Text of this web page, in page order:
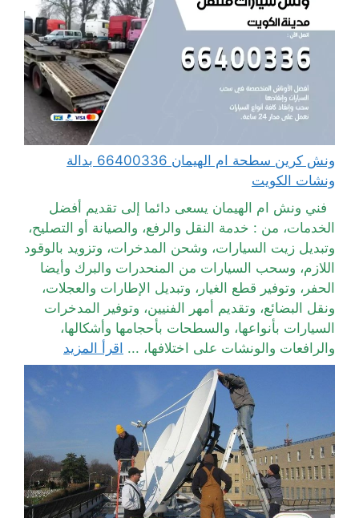
ونش كرين سطحة ام الهيمان 66400336 بدالة
ونشات الكويت
فني ونش ام الهيمان يسعى دائما إلى تقديم أفضل
الخدمات، من : خدمة النقل والرفع، والصيانة أو التصليح،
وتبديل زيت السيارات، وشحن المدخرات، وتزويد بالوقود
اللازم، وسحب السيارات من المنحدرات والبرك وأيضا
الحفر، وتوفير قطع الغيار، وتبديل الإطارات والعجلات،
ونقل البضائع، وتقديم أمهر الفنيين، وتوفير المدخرات
السيارات بأنواعها، والسطحات بأحجامها وأشكالها،
والرافعات والونشات على اختلافها، ... اقرأ المزيد